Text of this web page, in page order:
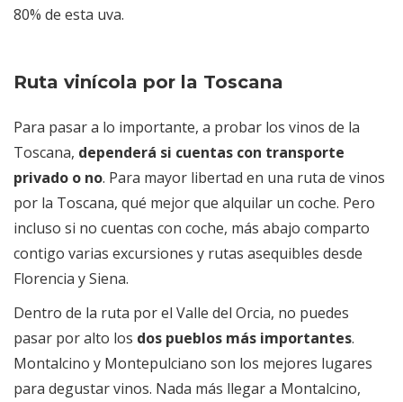
80% de esta uva.
Ruta vinícola por la Toscana
Para pasar a lo importante, a probar los vinos de la
Toscana, dependerá si cuentas con transporte
privado o no. Para mayor libertad en una ruta de vinos
por la Toscana, qué mejor que alquilar un coche. Pero
incluso si no cuentas con coche, más abajo comparto
contigo varias excursiones y rutas asequibles desde
Florencia y Siena.
Dentro de la ruta por el Valle del Orcia, no puedes
pasar por alto los dos pueblos más importantes.
Montalcino y Montepulciano son los mejores lugares
para degustar vinos. Nada más llegar a Montalcino,